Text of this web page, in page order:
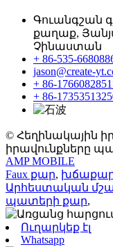
Գուանգշան
քաղաք,
Չինաստան
+ 86-535-
jason@create-
+ 86-
+ 86-
© Հեղինակային
իրավունքները
AMP MOBILE
Faux քար,
Արհեստական
պատերի քար,
Ուղարկեք էլ
Whatsapp